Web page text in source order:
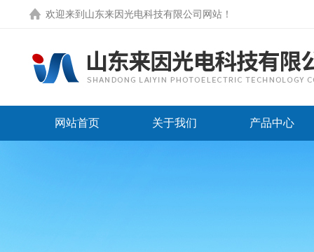
欢迎来到 山东来因光电科技有限公司网站 ！
网站首页 关于我们 产品中心